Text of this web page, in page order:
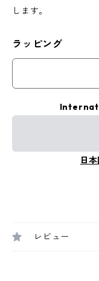
します。
ラッピング
日
レビュー